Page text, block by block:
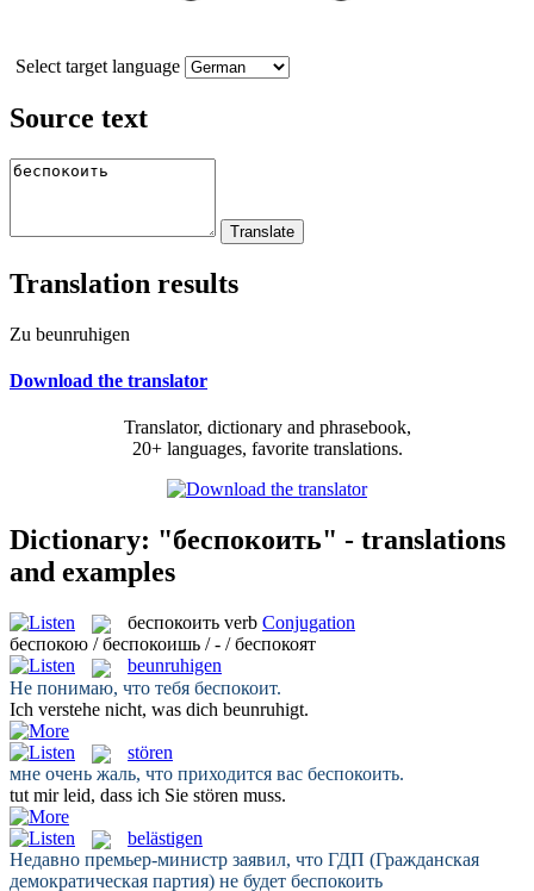
Select target language
Source text
Translation results
Zu beunruhigen
Download the translator
Translator, dictionary and phrasebook,
20+ languages, favorite translations.
Dictionary: "беспокоить" - translations
and examples
беспокоить verb Conjugation
беспокою / беспокоишь / - / беспокоят
beunruhigen
Не понимаю, что тебя беспокоит.
Ich verstehe nicht, was dich beunruhigt.
stören
мне очень жаль, что приходится вас беспокоить.
tut mir leid, dass ich Sie stören muss.
belästigen
Недавно премьер-министр заявил, что ГДП (Гражданская
демократическая партия) не будет беспокоить